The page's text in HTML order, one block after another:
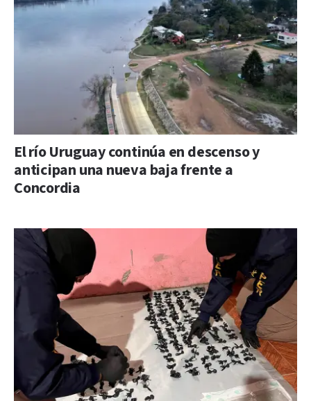
El río Uruguay continúa en descenso y
anticipan una nueva baja frente a
Concordia